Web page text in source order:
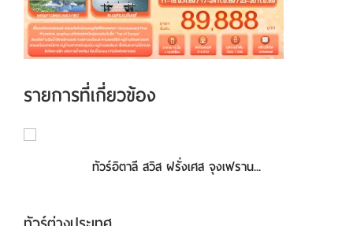
รายการที่เกี่ยวข้อง
ทัวร์อิตาลี สวิส ฝรั่งเศส จุงเฟราน...